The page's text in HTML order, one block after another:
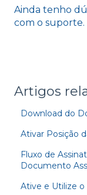
Ainda tenho
com o suporte.
Artigos
Download do
Ativar Posição
Fluxo de
Documento
Ative e Utilize